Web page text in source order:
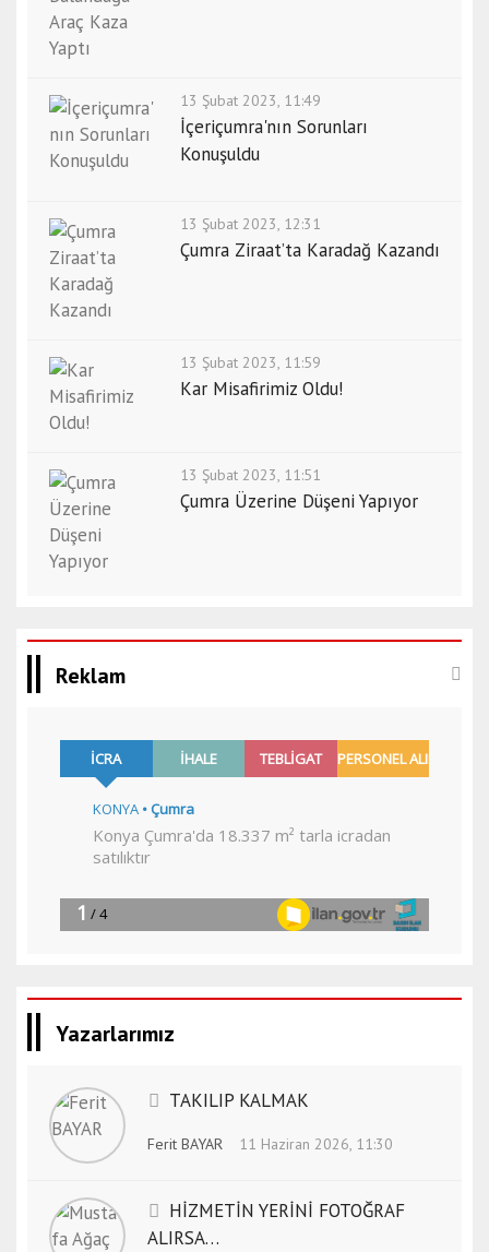
13 Şubat 2023, 11:49
İçeriçumra'nın Sorunları
Konuşuldu
13 Şubat 2023, 12:31
Çumra Ziraat’ta Karadağ Kazandı
13 Şubat 2023, 11:59
Kar Misafirimiz Oldu!
13 Şubat 2023, 11:51
Çumra Üzerine Düşeni Yapıyor
Reklam
Yazarlarımız
TAKILIP KALMAK
Ferit BAYAR 11 Haziran 2026, 11:30
HİZMETİN YERİNİ FOTOĞRAF
ALIRSA…